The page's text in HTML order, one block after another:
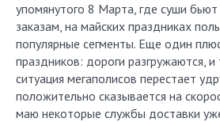
упомянутого 8 Марта, где суши
заказам, на майских праздниках
популярные сегменты. Еще один
праздников: дороги разгружаются, и
ситуация мегаполисов перестает
положительно сказывается на
маю некоторые службы доставки